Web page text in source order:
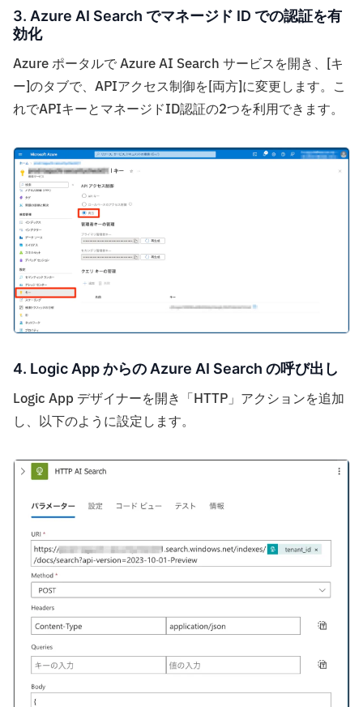
3. Azure AI Search でマネージド ID での認証を有
効化
Azure ポータルで Azure AI Search サービスを開き、[キ
ー]のタブで、APIアクセス制御を[両方]に変更します。こ
れでAPIキーとマネージドID認証の2つを利用できます。
4. Logic App からの Azure AI Search の呼び出し
Logic App デザイナーを開き「HTTP」アクションを追加
し、以下のように設定します。